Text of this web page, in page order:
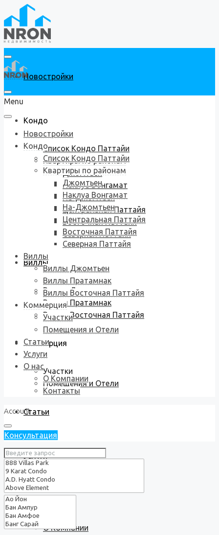
Новостройки
Кондо
Список Кондо Паттайи
Квартиры по районам
Джомтьен
Наклуа Вонгамат
На-Джомтьен
Центральная Паттайя
Восточная Паттайя
Северная Паттайя
Виллы
Виллы Джомтьен
Виллы Пратамнак
Виллы Восточная Паттайя
Коммерция
Участки
Помещения и Отели
Статьи
Услуги
О нас
О Компании
Menu
Новостройки
Кондо
Список Кондо Паттайи
Квартиры по районам
Джомтьен
Наклуа Вонгамат
На-Джомтьен
Центральная Паттайя
Восточная Паттайя
Северная Паттайя
Виллы
Виллы Джомтьен
Виллы Пратамнак
Виллы Восточная Паттайя
Коммерция
Участки
Помещения и Отели
Статьи
Услуги
О нас
О Компании
Контакты
Account
Консультация